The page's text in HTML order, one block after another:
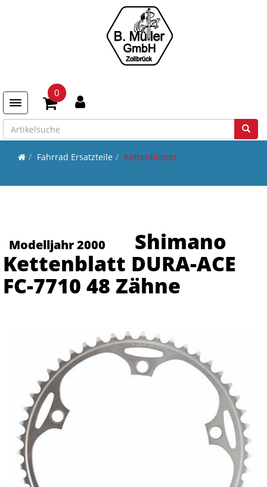
Toggle navigation
0
Fahrrad Ersatzteile Kettenblätter
Modelljahr 2000
Shimano
Kettenblatt DURA-ACE
FC-7710 48 Zähne